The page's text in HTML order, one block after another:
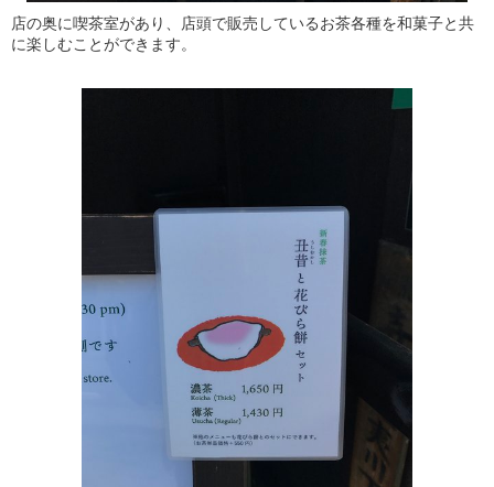
店の奥に喫茶室があり、店頭で販売しているお茶各種を和菓子と共
に楽しむことができます。